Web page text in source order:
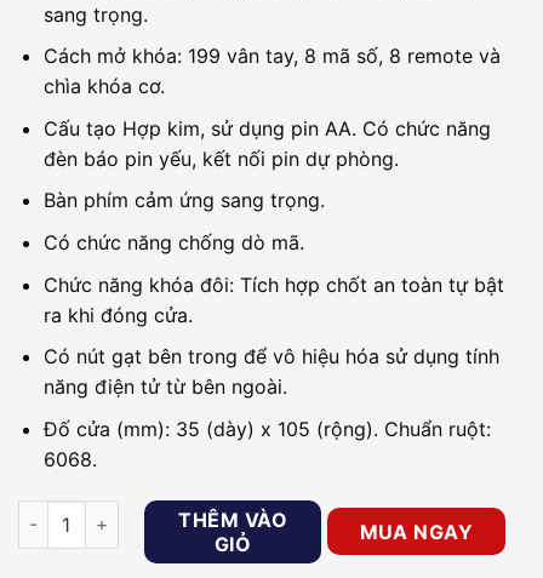
sang trọng.
Cách mở khóa: 199 vân tay, 8 mã số, 8 remote và
chìa khóa cơ.
Cấu tạo Hợp kim, sử dụng pin AA. Có chức năng
đèn báo pin yếu, kết nối pin dự phòng.
Bàn phím cảm ứng sang trọng.
Có chức năng chống dò mã.
Chức năng khóa đôi: Tích hợp chốt an toàn tự bật
ra khi đóng cửa.
Có nút gạt bên trong để vô hiệu hóa sử dụng tính
năng điện tử từ bên ngoài.
Đố cửa (mm): 35 (dày) x 105 (rộng). Chuẩn ruột:
6068.
Khóa cửa cho biệt thự, căn hộ sang trọng PHGLOCK
THÊM VÀO
GIỎ
MUA NGAY